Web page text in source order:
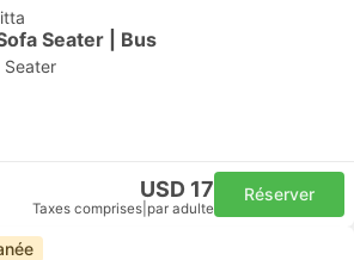
Seater | Bus
Seater
USD 17
Taxes comprises par adulte
Réserver